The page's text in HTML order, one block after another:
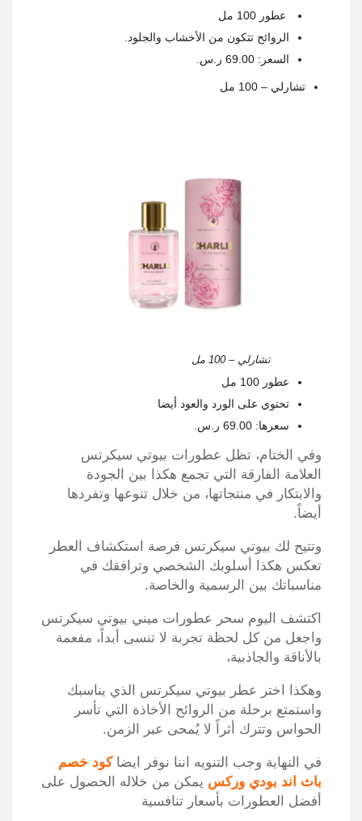
عطور 100 مل
الروائح تتكون من الأخشاب والجلود.
السعر: 69.00 ر.س.
تشارلي – 100 مل
تشارلي – 100 مل
عطور 100 مل
تحتوي على الورد والعود أيضا
سعرها: 69.00 ر.س.
وفي الختام، تظل عطورات بيوتي سيكرتس
العلامة الفارقة التي تجمع هكذا بين الجودة
والابتكار في منتجاتها، من خلال تنوعها وتفردها
أيضاً.
وتتيح لك بيوتي سيكرتس فرصة استكشاف العطر
تعكس هكذا أسلوبك الشخصي وترافقك في
مناسباتك بين الرسمية والخاصة.
اكتشف اليوم سحر عطورات ميني بيوتي سيكرتس
واجعل من كل لحظة تجربة لا تنسى أبداً، مفعمة
بالأناقة والجاذبية،
وهكذا اختر عطر بيوتي سيكرتس الذي يناسبك
واستمتع برحلة من الروائح الأخاذة التي تأسر
الحواس وتترك أثراً لا يُمحى عبر الزمن.
في النهاية وجب التنويه اننا نوفر ايضاكود خصم
باث اند بودي وركس يمكن من خلاله الحصول على
أفضل العطورات بأسعار تنافسية